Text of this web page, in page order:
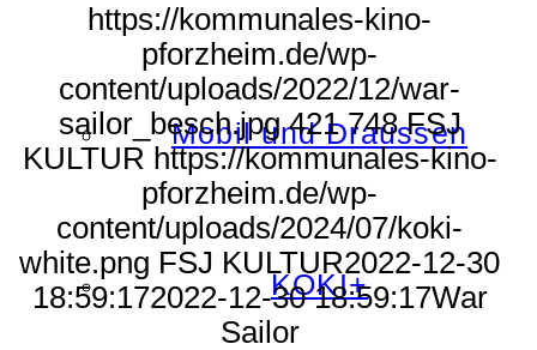
Mobil und Draussen
KOKI+
https://kommunales-kino-
pforzheim.de/wp-
content/uploads/2022/12/war-
sailor_besch.jpg 421 748 FSJ
KULTUR https://kommunales-kino-
pforzheim.de/wp-
content/uploads/2024/07/koki-
white.png FSJ KULTUR2022-12-30
18:59:172022-12-30 18:59:17War
Sailor